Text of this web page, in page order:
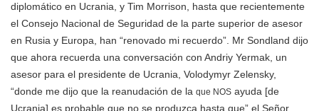
diplomático en Ucrania, y Tim Morrison, hasta que recientemente
el Consejo Nacional de Seguridad de la parte superior de asesor
en Rusia y Europa, han “renovado mi recuerdo”. Mr Sondland dijo
que ahora recuerda una conversación con Andriy Yermak, un
asesor para el presidente de Ucrania, Volodymyr Zelensky,
“donde me dijo que la reanudación de la que NOS ayuda [de
Ucrania] es probable que no se produzca hasta que” el Señor